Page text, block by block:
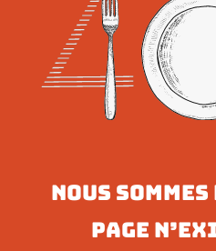
Nous
page